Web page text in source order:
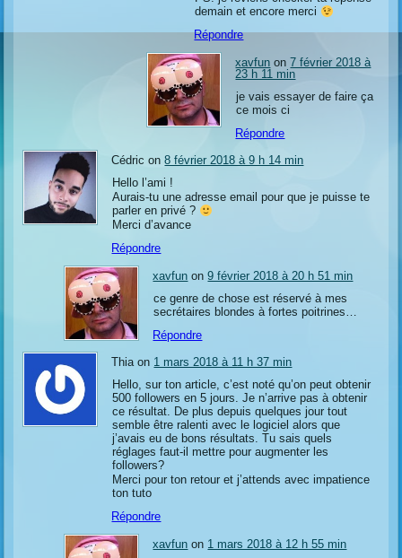
demain et encore merci
Répondre
xavfun on7 février 2018 à
23 h 11 min
je vais essayer de faire ça
ce mois ci
Répondre
Cédric on8 février 2018 à 9 h 14 min
Hello l’ami !
Aurais-tu une adresse email pour que je puisse te
parler en privé ?
Merci d’avance
Répondre
xavfun on9 février 2018 à 20 h 51 min
ce genre de chose est réservé à mes
secrétaires blondes à fortes poitrines…
Répondre
Thia on 1 mars 2018 à 11 h 37 min
Hello, sur ton article, c’est noté qu’on peut obtenir
500 followers en 5 jours. Je n’arrive pas à obtenir
ce résultat. De plus depuis quelques jour tout
semble être ralenti avec le logiciel alors que
j’avais eu de bons résultats. Tu sais quels
réglages faut-il mettre pour augmenter les
followers?
Merci pour ton retour et j’attends avec impatience
ton tuto
Répondre
xavfun on 1 mars 2018 à 12 h 55 min